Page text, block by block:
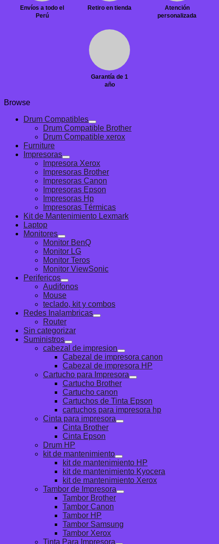
Envíos a todo el
Perú
Retiro en tienda
Atención
personalizada
Garantía de 1
año
Browse
Drum Compatibles
Drum Compatible Brother
Drum Compatible xerox
Furniture
Impresoras
Impresora Xerox
Impresoras Brother
Impresoras Canon
Impresoras Epson
Impresoras Hp
Impresoras Térmicas
Kit de Mantenimiento Lexmark
Laptop
Monitores
Monitor BenQ
Monitor LG
Monitor Teros
Monitor ViewSonic
Perifericos
Audifonos
Mouse
teclado, kit y combos
Redes Inalambricas
Router
Sin categorizar
Suministros
cabezal de impresion
Cabezal de impresora canon
Cabezal de impresora HP
Cartucho para Impresora
Cartucho Brother
Cartucho canon
Cartuchos de Tinta Epson
cartuchos para impresora hp
Cinta para impresora
Cinta Brother
Cinta Epson
Drum HP
kit de mantenimiento
kit de mantenimiento HP
kit de mantenimiento Kyocera
kit de mantenimiento Xerox
Tambor de Impresora
Tambor Brother
Tambor Canon
Tambor HP
Tambor Samsung
Tambor Xerox
Tinta Para Impresora